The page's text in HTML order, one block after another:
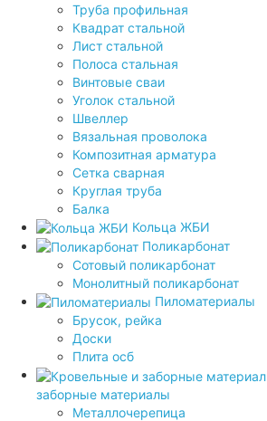
Труба профильная
Квадрат стальной
Лист стальной
Полоса стальная
Винтовые сваи
Уголок стальной
Швеллер
Вязальная проволока
Композитная арматура
Сетка сварная
Круглая труба
Балка
Кольца ЖБИ
Поликарбонат
Сотовый поликарбонат
Монолитный поликарбонат
Пиломатериалы
Брусок, рейка
Доски
Плита осб
заборные материалы
Металлочерепица